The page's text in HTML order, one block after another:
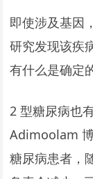
即使涉及基因
研究发现该疾
有什么是确定
2 型糖尿病也
Adimoolam
糖尿病患者，